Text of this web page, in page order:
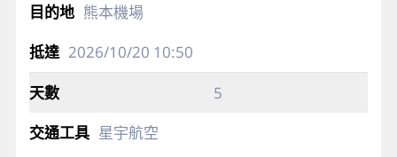
熊本機場
2026/10/20 10:50
5
星宇航空